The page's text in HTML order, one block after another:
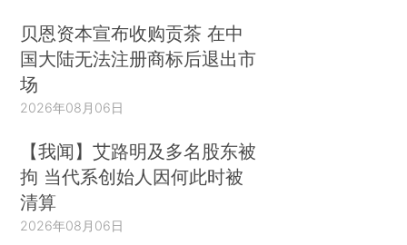
贝恩资本宣布收购贡茶 在中
国大陆无法注册商标后退出市
场
2026年08月06日
【我闻】艾路明及多名股东被
拘 当代系创始人因何此时被
清算
2026年08月06日